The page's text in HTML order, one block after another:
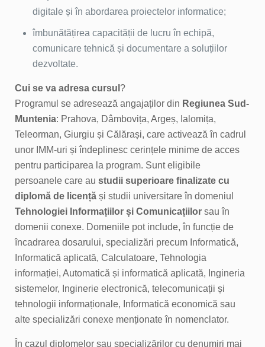
digitale și în abordarea proiectelor informatice;
îmbunătățirea capacității de lucru în echipă,
comunicare tehnică și documentare a soluțiilor
dezvoltate.
Cui se va adresa cursul ?
Programul se adresează angajaților din Regiunea Sud-
Muntenia: Prahova, Dâmbovița, Argeș, Ialomița,
Teleorman, Giurgiu și Călărași, care activează în cadrul
unor IMM-uri și îndeplinesc cerințele minime de acces
pentru participarea la program. Sunt eligibile
persoanele care austudii superioare finalizate cu
diplomă de licență și studii universitare în domeniul
Tehnologiei Informațiilor și Comunicațiilor sau în
domenii conexe. Domeniile pot include, în funcție de
încadrarea dosarului, specializări precum Informatică,
Informatică aplicată, Calculatoare, Tehnologia
informației, Automatică și informatică aplicată, Ingineria
sistemelor, Inginerie electronică, telecomunicații și
tehnologii informaționale, Informatică economică sau
alte specializări conexe menționate în nomenclator.
În cazul diplomelor sau specializărilor cu denumiri mai